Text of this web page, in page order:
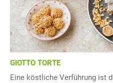
GIOTTO TORTE
Eine köstliche Verführung ist